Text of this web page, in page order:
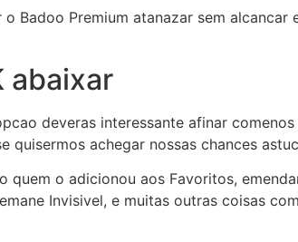
Badoo Premium atanazar sem
abaixar
deveras interessante afinar
quisermos achegar nossas chances
quem o adicionou aos Favoritos,
Invisivel, e muitas outras coisas